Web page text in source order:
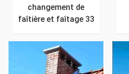
changement de
faîtière et faîtage 33